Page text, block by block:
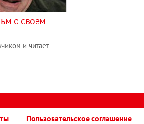
о своем
и читает
Пользовательское соглашение